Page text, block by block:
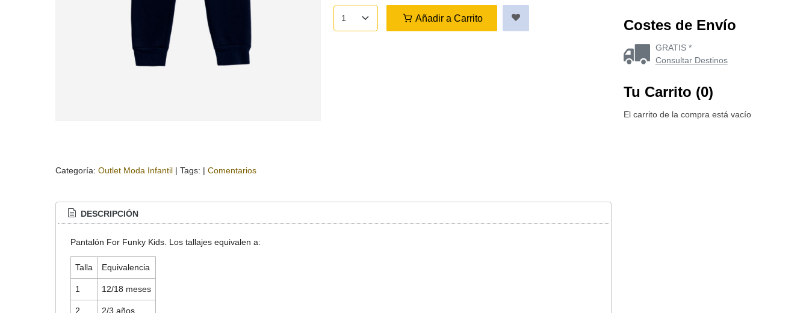
Añadir a Carrito
Categoría: Outlet Moda Infantil | Tags: | Comentarios
DESCRIPCIÓN
Pantalón For Funky Kids. Los tallajes equivalen a:
Talla Equivalencia
1 12/18 meses
2 2/3 años
Costes de Envío
GRATIS *
Consultar Destinos
Tu Carrito (0)
El carrito de la compra está vacío